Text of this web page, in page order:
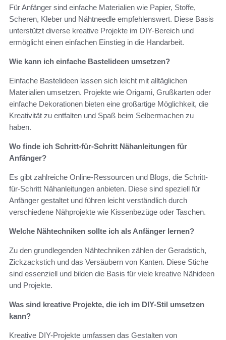
Für Anfänger sind einfache Materialien wie Papier, Stoffe,
Scheren, Kleber und Nähtneedle empfehlenswert. Diese Basis
unterstützt diverse kreative Projekte im DIY-Bereich und
ermöglicht einen einfachen Einstieg in die Handarbeit.
Wie kann ich einfache Bastelideen umsetzen?
Einfache Bastelideen lassen sich leicht mit alltäglichen
Materialien umsetzen. Projekte wie Origami, Grußkarten oder
einfache Dekorationen bieten eine großartige Möglichkeit, die
Kreativität zu entfalten und Spaß beim Selbermachen zu
haben.
Wo finde ich Schritt-für-Schritt Nähanleitungen für
Anfänger?
Es gibt zahlreiche Online-Ressourcen und Blogs, die Schritt-
für-Schritt Nähanleitungen anbieten. Diese sind speziell für
Anfänger gestaltet und führen leicht verständlich durch
verschiedene Nähprojekte wie Kissenbezüge oder Taschen.
Welche Nähtechniken sollte ich als Anfänger lernen?
Zu den grundlegenden Nähtechniken zählen der Geradstich,
Zickzackstich und das Versäubern von Kanten. Diese Stiche
sind essenziell und bilden die Basis für viele kreative Nähideen
und Projekte.
Was sind kreative Projekte, die ich im DIY-Stil umsetzen
kann?
Kreative DIY-Projekte umfassen das Gestalten von